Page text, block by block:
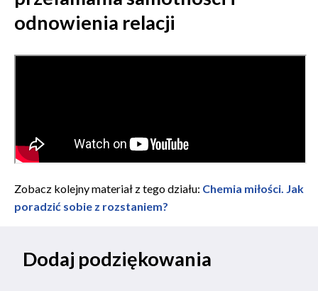
odnowienia relacji
Zobacz kolejny materiał z tego działu: Chemia miłości. Jak
poradzić sobie z rozstaniem?
Dodaj podziękowania